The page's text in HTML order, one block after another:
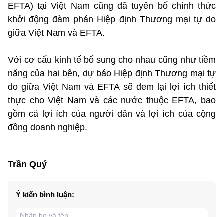
EFTA) tại Việt Nam cũng đã tuyên bố chính thức
khởi động đàm phán Hiệp định Thương mại tự do
giữa Việt Nam và EFTA.
Với cơ cấu kinh tế bổ sung cho nhau cũng như tiềm
năng của hai bên, dự báo Hiệp định Thương mại tự
do giữa Việt Nam và EFTA sẽ đem lại lợi ích thiết
thực cho Việt Nam và các nước thuộc EFTA, bao
gồm cả lợi ích của người dân và lợi ích của cộng
đồng doanh nghiệp.
Trần Quý
Ý kiến bình luận: